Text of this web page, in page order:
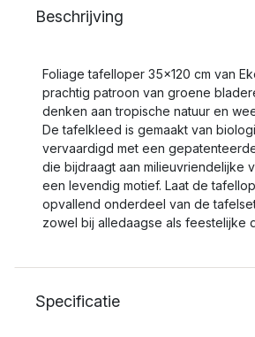
Beschrijving
Foliage tafelloper 35x120 cm van
prachtig patroon van groene
denken aan tropische natuur en
De tafelkleed is gemaakt van
vervaardigd met een
die bijdraagt aan milieuvriendelijke
een levendig motief. Laat de
opvallend onderdeel van de
zowel bij alledaagse als feestelijke
Specificatie